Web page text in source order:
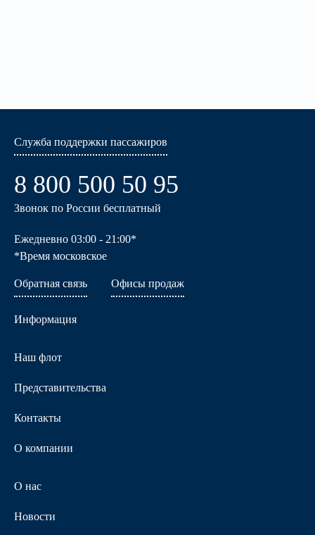
Служба поддержки пассажиров
8 800 500 50 95
Звонок по России бесплатный
Ежедневно 03:00 - 21:00*
*Время московское
Обратная связь Офисы продаж
Информация
Наш флот
Представительства
Контакты
О компании
О нас
Новости